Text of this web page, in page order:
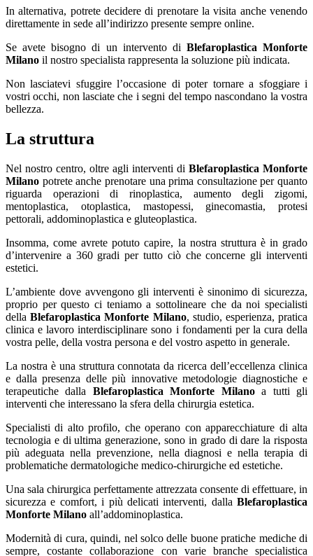
In alternativa, potrete decidere di prenotare la visita anche venendo
direttamente in sede all’indirizzo presente sempre online.
Se avete bisogno di un intervento di Blefaroplastica Monforte
Milano il nostro specialista rappresenta la soluzione più indicata.
Non lasciatevi sfuggire l’occasione di poter tornare a sfoggiare i
vostri occhi, non lasciate che i segni del tempo nascondano la vostra
bellezza.
La struttura
Nel nostro centro, oltre agli interventi di Blefaroplastica Monforte
Milano potrete anche prenotare una prima consultazione per quanto
riguarda operazioni di rinoplastica, aumento degli zigomi,
mentoplastica, otoplastica, mastopessi, ginecomastia, protesi
pettorali, addominoplastica e gluteoplastica.
Insomma, come avrete potuto capire, la nostra struttura è in grado
d’intervenire a 360 gradi per tutto ciò che concerne gli interventi
estetici.
L’ambiente dove avvengono gli interventi è sinonimo di sicurezza,
proprio per questo ci teniamo a sottolineare che da noi specialisti
dellaBlefaroplastica Monforte Milano, studio, esperienza, pratica
clinica e lavoro interdisciplinare sono i fondamenti per la cura della
vostra pelle, della vostra persona e del vostro aspetto in generale.
La nostra è una struttura connotata da ricerca dell’eccellenza clinica
e dalla presenza delle più innovative metodologie diagnostiche e
terapeutiche dalla Blefaroplastica Monforte Milanoa tutti gli
interventi che interessano la sfera della chirurgia estetica.
Specialisti di alto profilo, che operano con apparecchiature di alta
tecnologia e di ultima generazione, sono in grado di dare la risposta
più adeguata nella prevenzione, nella diagnosi e nella terapia di
problematiche dermatologiche medico-chirurgiche ed estetiche.
Una sala chirurgica perfettamente attrezzata consente di effettuare, in
sicurezza e comfort, i più delicati interventi, dalla Blefaroplastica
Monforte Milano all’addominoplastica.
Modernità di cura, quindi, nel solco delle buone pratiche mediche di
sempre, costante collaborazione con varie branche specialistica